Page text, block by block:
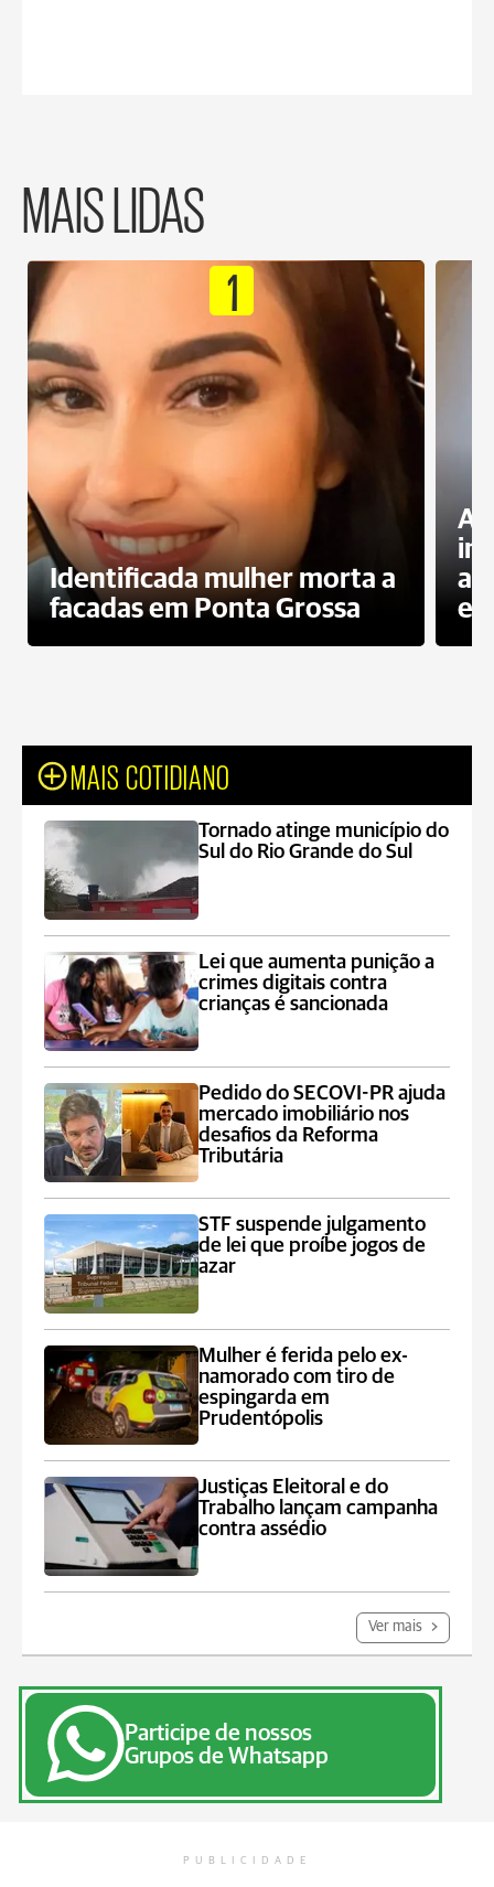
MAIS LIDAS
1
Identificada mulher morta a
facadas em Ponta Grossa
MAIS COTIDIANO
Tornado atinge município do
Sul do Rio Grande do Sul
Lei que aumenta punição a
crimes digitais contra
crianças é sancionada
Pedido do SECOVI-PR ajuda
mercado imobiliário nos
desafios da Reforma
Tributária
STF suspende julgamento
de lei que proíbe jogos de
azar
Mulher é ferida pelo ex-
namorado com tiro de
espingarda em
Prudentópolis
Justiças Eleitoral e do
Trabalho lançam campanha
contra assédio
Ver mais
Participe de nossos
Grupos de Whatsapp
PUBLICIDADE